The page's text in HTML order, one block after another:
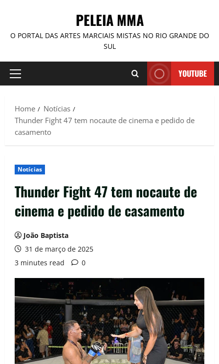
PELEIA MMA
O PORTAL DAS ARTES MARCIAIS MISTAS NO RIO GRANDE DO
SUL
YOUTUBE
Home
Notícias
Thunder Fight 47 tem nocaute de cinema e pedido de
casamento
Notícias
Thunder Fight 47 tem nocaute de
cinema e pedido de casamento
João Baptista
31 de março de 2025
3 minutes read
0